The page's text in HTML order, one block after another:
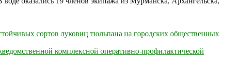
сортов луковиц тюльпана на городских общественных
комплексной оперативно-профилактической